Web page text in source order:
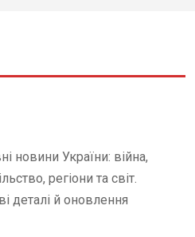
новини України: війна,
регіони та світ.
деталі й оновлення